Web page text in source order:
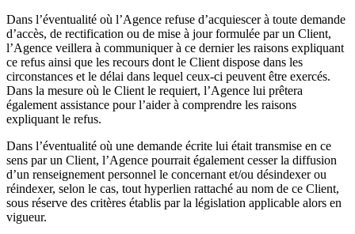
Dans l’éventualité où l’Agence refuse d’acquiescer à toute demande
d’accès, de rectification ou de mise à jour formulée par un Client,
l’Agence veillera à communiquer à ce dernier les raisons expliquant
ce refus ainsi que les recours dont le Client dispose dans les
circonstances et le délai dans lequel ceux-ci peuvent être exercés.
Dans la mesure où le Client le requiert, l’Agence lui prêtera
également assistance pour l’aider à comprendre les raisons
expliquant le refus.
Dans l’éventualité où une demande écrite lui était transmise en ce
sens par un Client, l’Agence pourrait également cesser la diffusion
d’un renseignement personnel le concernant et/ou désindexer ou
réindexer, selon le cas, tout hyperlien rattaché au nom de ce Client,
sous réserve des critères établis par la législation applicable alors en
vigueur.